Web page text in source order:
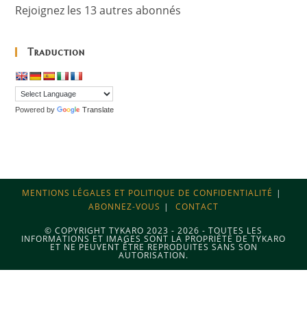
Rejoignez les 13 autres abonnés
Traduction
Powered by Translate
MENTIONS LÉGALES ET POLITIQUE DE CONFIDENTIALITÉ
ABONNEZ-VOUS
CONTACT
© COPYRIGHT TYKARO 2023 - 2026 - TOUTES LES
INFORMATIONS ET IMAGES SONT LA PROPRIÉTÉ DE TYKARO
ET NE PEUVENT ÊTRE REPRODUITES SANS SON
AUTORISATION.